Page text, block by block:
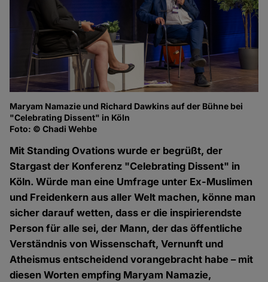
Maryam Namazie und Richard Dawkins auf der Bühne bei
"Celebrating Dissent" in Köln
Foto: © Chadi Wehbe
Mit Standing Ovations wurde er begrüßt, der
Stargast der Konferenz "Celebrating Dissent" in
Köln. Würde man eine Umfrage unter Ex-Muslimen
und Freidenkern aus aller Welt machen, könne man
sicher darauf wetten, dass er die inspirierendste
Person für alle sei, der Mann, der das öffentliche
Verständnis von Wissenschaft, Vernunft und
Atheismus entscheidend vorangebracht habe – mit
diesen Worten empfing Maryam Namazie,